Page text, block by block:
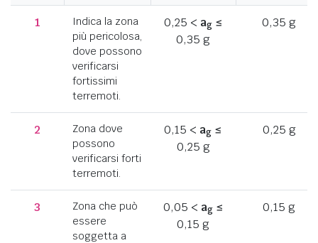
1
Indica la zona
più pericolosa,
dove possono
verificarsi
fortissimi
terremoti.
0,25 < ag≤
0,35 g
0,35 g
2
Zona dove
possono
verificarsi forti
terremoti.
0,15 < ag ≤
0,25 g
0,25 g
3
Zona che può
essere
soggetta a
0,05 < ag≤
0,15 g
0,15 g